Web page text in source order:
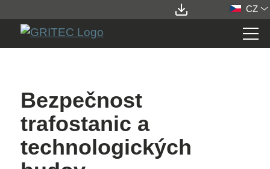
CZ
OBLAST POUŽITÍ
TYPOVÉ ŘADY
MOŽNOSTI KONFIGURACE
Bezpečnost
trafostanic a
technologických